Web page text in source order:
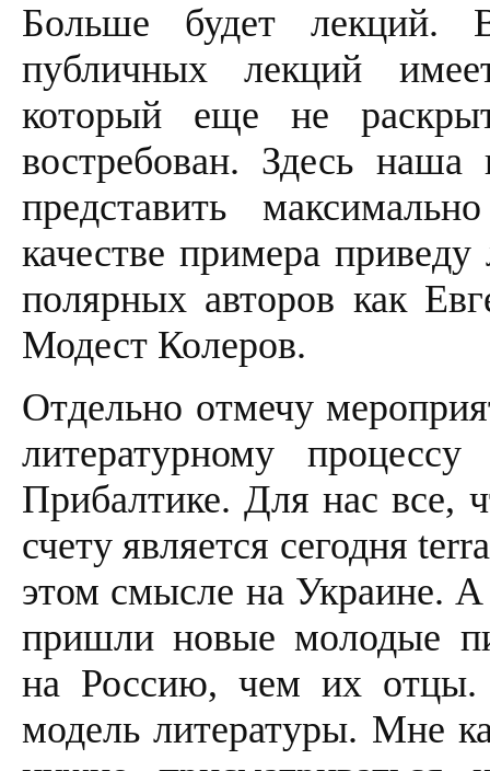
Больше будет лекций.
публичных лекций
который еще не
востребован. Здесь
представить
качестве примера
полярных авторов как
Модест Колеров.
Отдельно отмечу
литературному
Прибалтике. Для нас все,
счету является сегодня
этом смысле на Украине.
пришли новые молодые
на Россию, чем их отцы.
модель литературы. Мне